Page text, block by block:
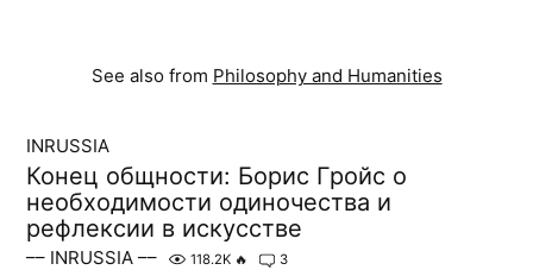
See also from Philosophy and Humanities
INRUSSIA
Конец общности: Борис Гройс о
необходимости одиночества и
рефлексии в искусстве
–– INRUSSIA –– 118.2K 🔥 3